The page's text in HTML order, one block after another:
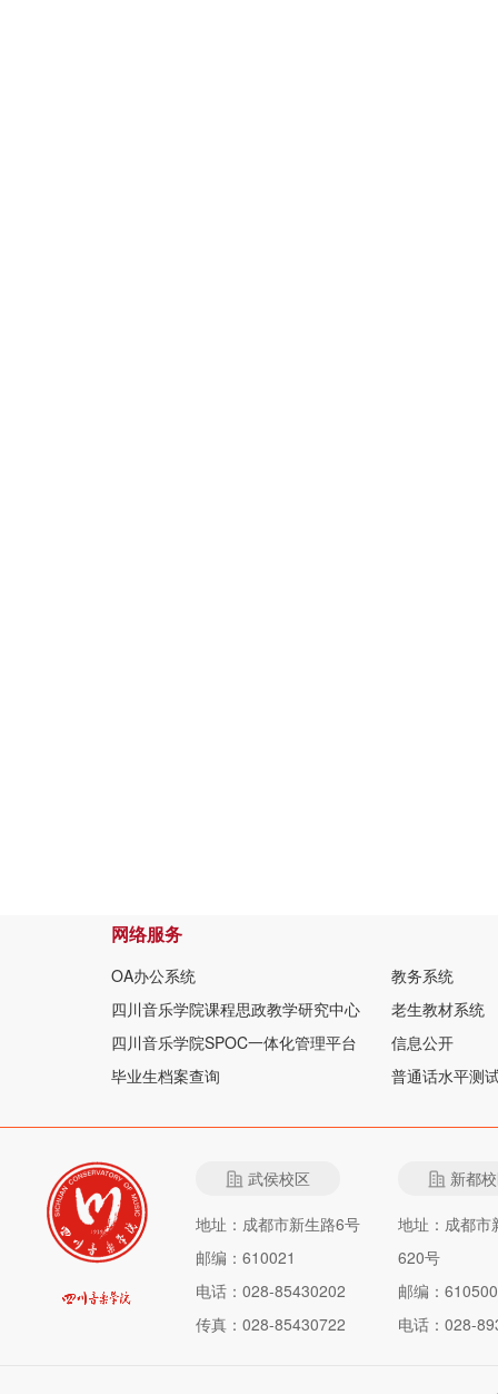
网络服务
OA办公系统
教务系统
四川音乐学院课程思政教学研究中心
老生教材系统
四川音乐学院SPOC一体化管理平台
信息公开
毕业生档案查询
普通话水平测
武侯校区
地址：成都市新生路6号
邮编：610021
电话：028-85430202
传真：028-85430722
新都
地址：成都市
620号
邮编：610500
电话：028-